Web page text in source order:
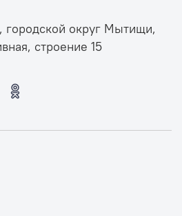
городской округ Мытищи,
строение 15